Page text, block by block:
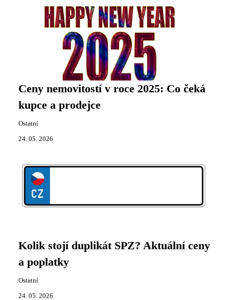
Ceny nemovitostí v roce 2025: Co čeká
kupce a prodejce
Ostatní
24. 05. 2026
Kolik stojí duplikát SPZ? Aktuální ceny
a poplatky
Ostatní
24. 05. 2026